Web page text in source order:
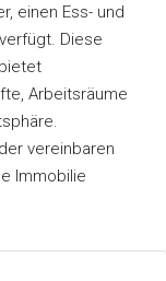
einen Ess- und
Diese
Arbeitsräume
vereinbaren
Immobilie